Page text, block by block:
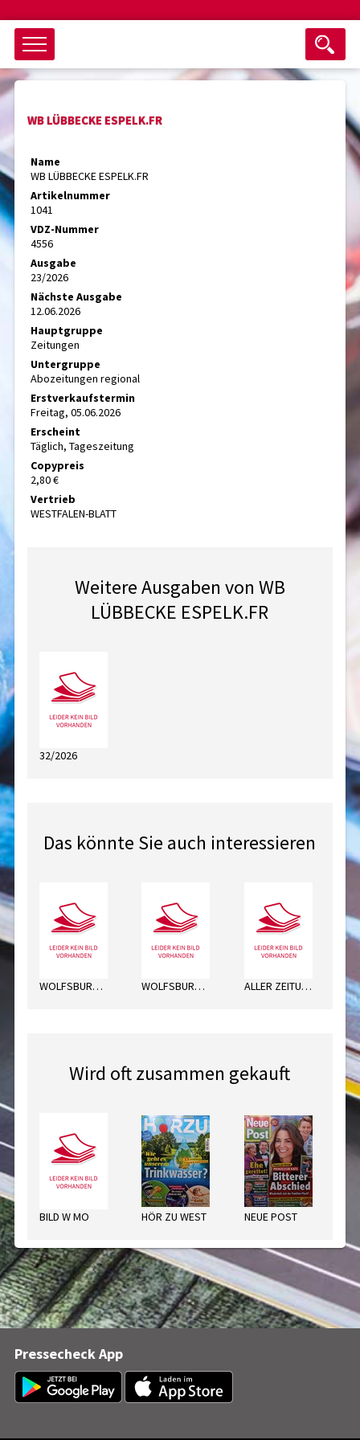
Objektsuche
als ganzes Wort suchen
nur Titel im Angebot
WB LÜBBECKE ESPELK.FR
Name
WB LÜBBECKE ESPELK.FR
Artikelnummer
1041
VDZ-Nummer
4556
Ausgabe
23/2026
Nächste Ausgabe
12.06.2026
Hauptgruppe
Zeitungen
Untergruppe
Abozeitungen regional
Erstverkaufstermin
Freitag, 05.06.2026
Erscheint
Täglich, Tageszeitung
Copypreis
2,80 €
Vertrieb
WESTFALEN-BLATT
Weitere Ausgaben von WB
LÜBBECKE ESPELK.FR
32/2026
Das könnte Sie auch interessieren
WOLFSBURGER ALLG.FR WOLFSBURGER ALLG.SA ALLER ZEITUNG MO
Wird oft zusammen gekauft
BILD W MO HÖR ZU WEST NEUE POST
Pressecheck App